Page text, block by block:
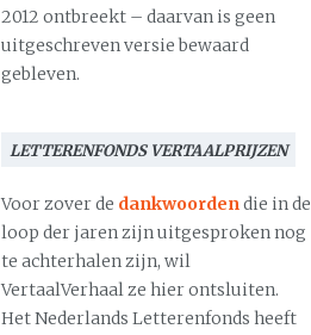
2012 ontbreekt – daarvan is geen
uitgeschreven versie bewaard
gebleven.
LETTERENFONDS VERTAALPRIJZEN
Voor zover de dankwoordendie in de
loop der jaren zijn uitgesproken nog
te achterhalen zijn, wil
VertaalVerhaal ze hier ontsluiten.
Het Nederlands Letterenfonds heeft